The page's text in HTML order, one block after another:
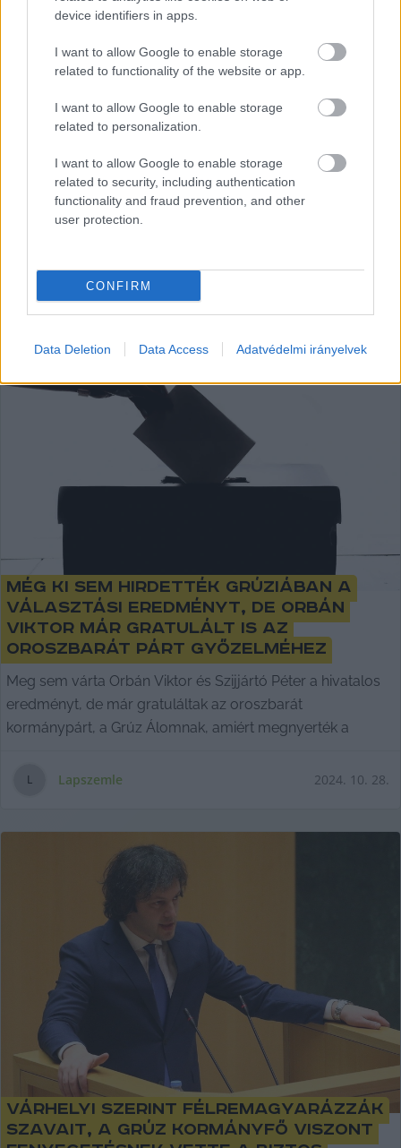
device identifiers in apps.
I want to allow Google to enable storage
related to functionality of the website or app.
I want to allow Google to enable storage
related to personalization.
I want to allow Google to enable storage
related to security, including authentication
functionality and fraud prevention, and other
user protection.
CONFIRM
Data Deletion Data Access Adatvédelmi irányelvek
Jelentkezz be a KecsUP-ra!
Lépj be a beszélgetéshez és hogy jobban megismerjük
Még ki sem hirdették Grúziában a
választási eredményt, de Orbán
Viktor már gratulált is az
oroszbarát párt győzelméhez
Meg sem várta Orbán Viktor és Szijjártó Péter a hivatalos
eredményt, de már gratuláltak az oroszbarát
kormánypárt, a Grúz Álomnak, amiért megnyerték a
L Lapszemle 2024. 10. 28.
Várhelyi szerint félremagyarázzák
szavait, a grúz kormányfő viszont